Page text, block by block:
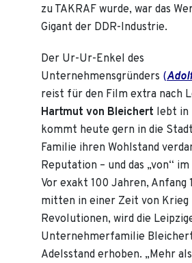
zu TAKRAF wurde, war das
Gigant der DDR-Industrie.
Der Ur-Ur-Enkel des
Unternehmensgründers (
reist für den Film extra nach
Hartmut von Bleichert lebt in
kommt heute gern in die
Familie ihren Wohlstand
Reputation – und das „von“
Vor exakt 100 Jahren, Anfang
mitten in einer Zeit von Krieg
Revolutionen, wird die
Unternehmerfamilie
Adelsstand erhoben. „Mehr als